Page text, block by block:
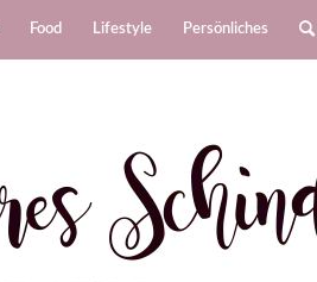
Food Lifestyle Persönliches